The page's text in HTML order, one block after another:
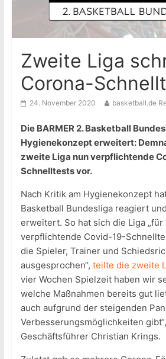
Zweite Liga
Corona-
24. November 2020 basketball.de
Die BARMER 2. Basketball
Hygienekonzept erweitert:
zweite Liga nun verpflichtende
Schnelltests vor.
Nach Kritik am Hygienekonzept
Basketball Bundesliga reagiert
erweitert. So hat sich die Liga
verpflichtende Covid-19-
die Spieler, Trainer und
ausgesprochen“, teilte die zweite
vier Wochen Spielzeit haben wir
welche Maßnahmen bereits gut
auch aufgrund der steigenden
Verbesserungsmöglichkeiten
Geschäftsführer Christian Krings.